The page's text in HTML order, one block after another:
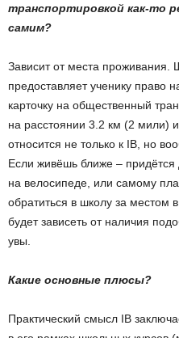
транспортировкой как-то
самим?
Зависит от места проживания.
предоставляет ученику право
карточку на общественный
на расстоянии 3.2 км (2 мили)
относится не только к IB, но
Если живёшь ближе –
на велосипеде, или самому
обратиться в школу за местом
будет зависеть от наличия
увы.
Какие основные плюсы?
Практический смысл IB